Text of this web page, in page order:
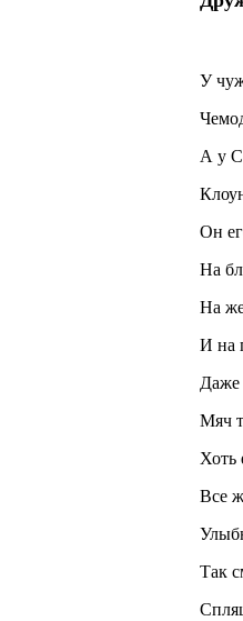
У
А у
Он
На
На
И на
Даже
Мяч
Хоть
Все
Так